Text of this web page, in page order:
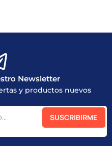
Newsletter
y productos nuevos
SUSCRIBIRME